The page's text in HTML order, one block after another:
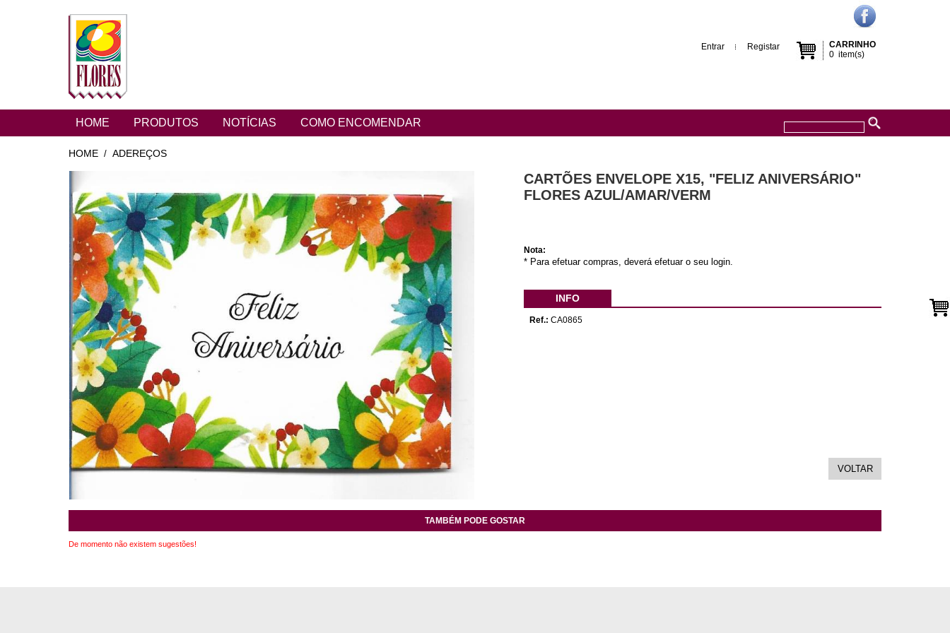
CARRINHO
0 item(s)
Entrar Registar
HOME PRODUTOS NOTÍCIAS COMO ENCOMENDAR
HOME / ADEREÇOS
CARTÕES ENVELOPE X15, "FELIZ ANIVERSÁRIO"
FLORES AZUL/AMAR/VERM
Nota:
* Para efetuar compras, deverá efetuar o seu login.
INFO
Ref.: CA0865
TAMBÉM PODE GOSTAR
De momento não existem sugestões!